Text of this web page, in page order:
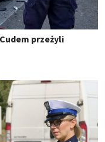
przeżyli